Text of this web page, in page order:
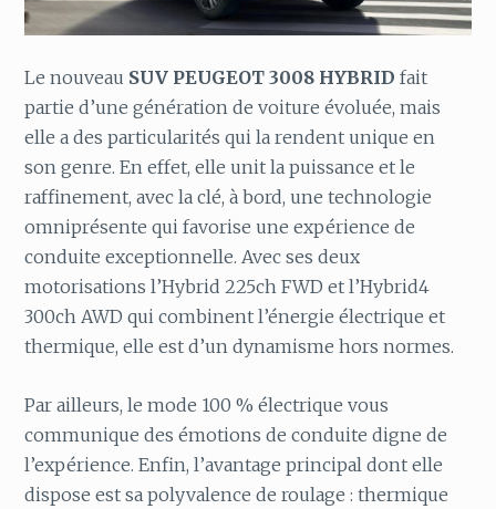
Le nouveau SUV PEUGEOT 3008 HYBRID fait
partie d’une génération de voiture évoluée, mais
elle a des particularités qui la rendent unique en
son genre. En effet, elle unit la puissance et le
raffinement, avec la clé, à bord, une technologie
omniprésente qui favorise une expérience de
conduite exceptionnelle. Avec ses deux
motorisations l’Hybrid 225ch FWD et l’Hybrid4
300ch AWD qui combinent l’énergie électrique et
thermique, elle est d’un dynamisme hors normes.
Par ailleurs, le mode 100 % électrique vous
communique des émotions de conduite digne de
l’expérience. Enfin, l’avantage principal dont elle
dispose est sa polyvalence de roulage : thermique